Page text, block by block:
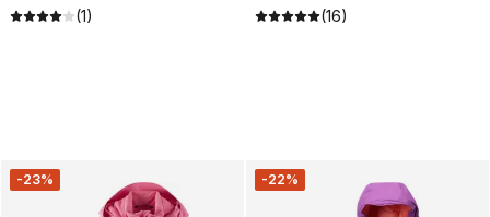
(1) (16)
-23% -22%